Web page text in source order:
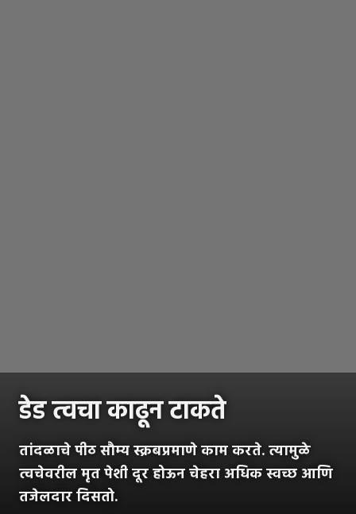
डेड त्वचा काढून टाकते
तांदळाचे पीठ सौम्य स्क्रबप्रमाणे काम करते. त्यामुळे
त्वचेवरील मृत पेशी दूर होऊन चेहरा अधिक स्वच्छ आणि
तजेलदार दिसतो.